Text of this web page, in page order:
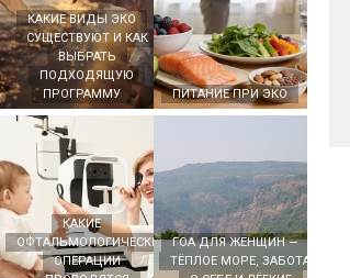
КАКИЕ ВИДЫ ЭКО
СУЩЕСТВУЮТ И КАК
ВЫБРАТЬ
ПОДХОДЯЩУЮ
ПРОГРАММУ
ПИТАНИЕ ПРИ ЭКО
КАКИЕ
ОФТАЛЬМОЛОГИЧЕСКИЕ
ОПЕРАЦИИ
ГОА ДЛЯ ЖЕНЩИН —
ТЁПЛОЕ МОРЕ, ЗАБОТА